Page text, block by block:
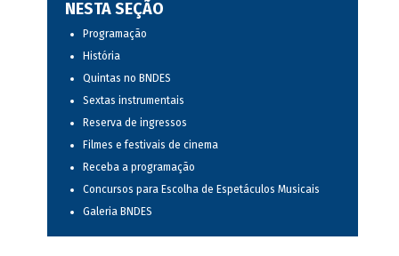
NESTA SEÇÃO
Programação
História
Quintas no BNDES
Sextas instrumentais
Reserva de ingressos
Filmes e festivais de cinema
Receba a programação
Concursos para Escolha de Espetáculos Musicais
Galeria BNDES